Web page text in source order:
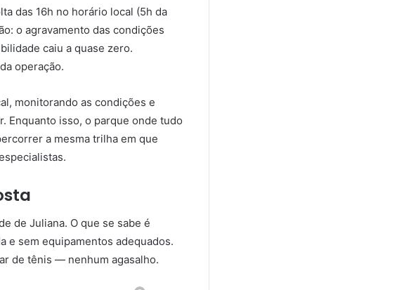
das 16h no horário local (5h da
o agravamento das condições
caiu a quase zero.
operação.
monitorando as condições e
Enquanto isso, o parque onde tudo
a mesma trilha em que
de Juliana. O que se sabe é
e sem equipamentos adequados.
de tênis — nenhum agasalho.